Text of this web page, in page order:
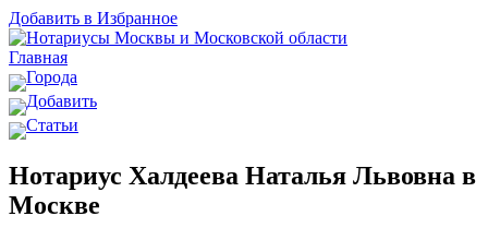
Добавить в Избранное
Главная
Города
Добавить
Статьи
Нотариус Халдеева Наталья Львовна в
Москве